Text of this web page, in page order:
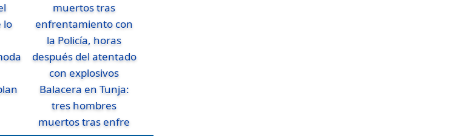
Balacera en Tunja:
tres hombres
muertos tras enfre